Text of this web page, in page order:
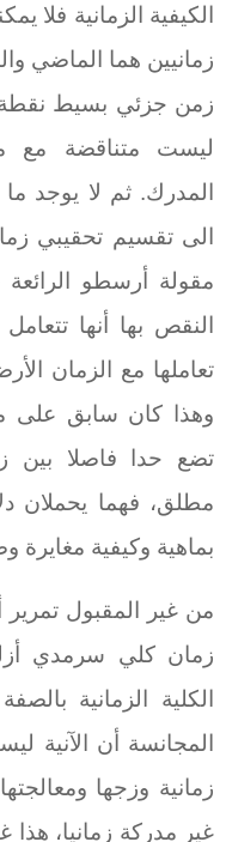
الكيفية الزمانية فلا
زمانيين هما الماضي
زمن جزئي بسيط نقطة
ليست متناقضة مع
المدرك. ثم لا يوجد
الى تقسيم تحقيبي
مقولة أرسطو الرائعة
النقص بها أنها
تعاملها مع الزمان
وهذا كان سابق على
تضع حدا فاصلا بين
مطلق، فهما يحملان
بماهية وكيفية مغايرة
من غير المقبول تمرير
زمان كلي سرمدي
الكلية الزمانية
المجانسة أن الآنية
زمانية وزجها
غير مدركة زمانيا، هذا